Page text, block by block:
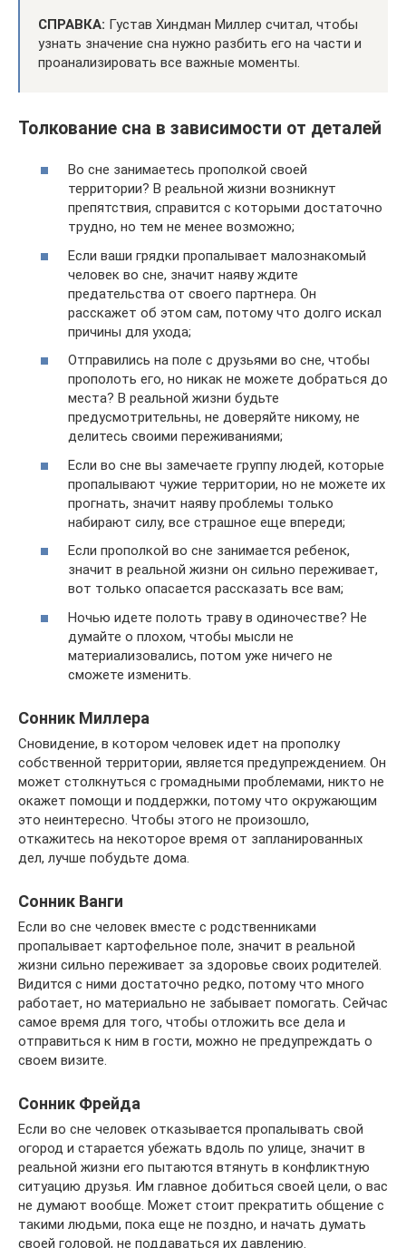
СПРАВКА: Густав Хиндман Миллер считал, чтобы
узнать значение сна нужно разбить его на части и
проанализировать все важные моменты.
Толкование сна в зависимости от деталей
Во сне занимаетесь прополкой своей
территории? В реальной жизни возникнут
препятствия, справится с которыми достаточно
трудно, но тем не менее возможно;
Если ваши грядки пропалывает малознакомый
человек во сне, значит наяву ждите
предательства от своего партнера. Он
расскажет об этом сам, потому что долго искал
причины для ухода;
Отправились на поле с друзьями во сне, чтобы
прополоть его, но никак не можете добраться до
места? В реальной жизни будьте
предусмотрительны, не доверяйте никому, не
делитесь своими переживаниями;
Если во сне вы замечаете группу людей, которые
пропалывают чужие территории, но не можете их
прогнать, значит наяву проблемы только
набирают силу, все страшное еще впереди;
Если прополкой во сне занимается ребенок,
значит в реальной жизни он сильно переживает,
вот только опасается рассказать все вам;
Ночью идете полоть траву в одиночестве? Не
думайте о плохом, чтобы мысли не
материализовались, потом уже ничего не
сможете изменить.
Сонник Миллера
Сновидение, в котором человек идет на прополку
собственной территории, является предупреждением. Он
может столкнуться с громадными проблемами, никто не
окажет помощи и поддержки, потому что окружающим
это неинтересно. Чтобы этого не произошло,
откажитесь на некоторое время от запланированных
дел, лучше побудьте дома.
Сонник Ванги
Если во сне человек вместе с родственниками
пропалывает картофельное поле, значит в реальной
жизни сильно переживает за здоровье своих родителей.
Видится с ними достаточно редко, потому что много
работает, но материально не забывает помогать. Сейчас
самое время для того, чтобы отложить все дела и
отправиться к ним в гости, можно не предупреждать о
своем визите.
Сонник Фрейда
Если во сне человек отказывается пропалывать свой
огород и старается убежать вдоль по улице, значит в
реальной жизни его пытаются втянуть в конфликтную
ситуацию друзья. Им главное добиться своей цели, о вас
не думают вообще. Может стоит прекратить общение с
такими людьми, пока еще не поздно, и начать думать
своей головой, не поддаваться их давлению.